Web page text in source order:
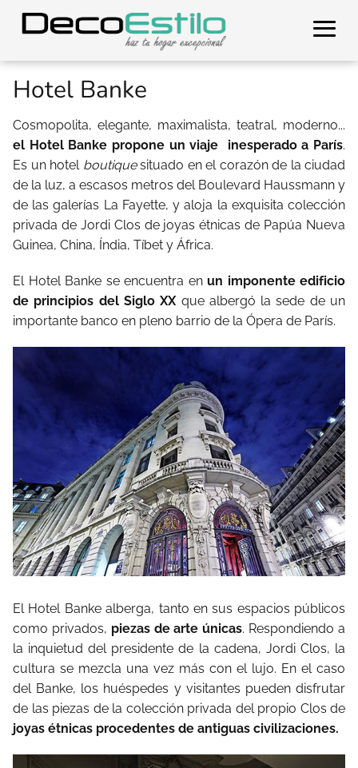
Hotel Banke
Cosmopolita, elegante, maximalista, teatral, moderno...
el Hotel Banke propone un viaje inesperado a París.
Es un hotelboutiquesituado en el corazón de la ciudad
de la luz, a escasos metros del Boulevard Haussmann y
de las galerías La Fayette, y aloja la exquisita colección
privada de Jordi Clos de joyas étnicas de Papúa Nueva
Guinea, China, Índia, Tíbet y África.
El Hotel Banke se encuentra en un imponente edificio
de principios del Siglo XXque albergó la sede de un
importante banco en pleno barrio de la Ópera de París.
El Hotel Banke alberga, tanto en sus espacios públicos
como privados, piezas de arte únicas. Respondiendo a
la inquietud del presidente de la cadena, Jordi Clos, la
cultura se mezcla una vez más con el lujo. En el caso
del Banke, los huéspedes y visitantes pueden disfrutar
de las piezas de la colección privada del propio Clos de
joyas étnicas procedentes de antiguas civilizaciones.